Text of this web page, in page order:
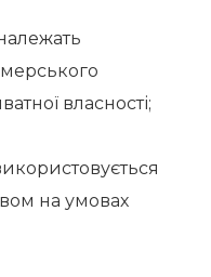
власності;
на умовах